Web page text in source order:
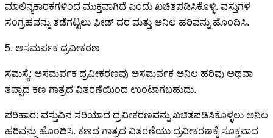
ಮಾಲಿನ್ಯಕಾರಕಗಳಿಂದ ಮುಕ್ತವಾಗಿದೆ ಎಂದು ಖಚಿತಪಡಿಸಿಕೊಳ್ಳಿ. ವಸ್ತುಗಳ
ಸಂಗ್ರಹವನ್ನು ತಡೆಗಟ್ಟಲು ಫೀಡ್ ದರ ಮತ್ತು ಅನಿಲ ಹರಿವನ್ನು ಹೊಂದಿಸಿ.
5. ಅಸಮರ್ಪಕ ದ್ರವೀಕರಣ
ಸಮಸ್ಯೆ: ಅಸಮರ್ಪಕ ದ್ರವೀಕರಣವು ಅಸಮರ್ಪಕ ಅನಿಲ ಹರಿವು ಅಥವಾ
ತಪ್ಪಾದ ಕಣ ಗಾತ್ರದ ವಿತರಣೆಯಿಂದ ಉಂಟಾಗಬಹುದು.
ಪರಿಹಾರ: ವಸ್ತುವಿನ ಸರಿಯಾದ ದ್ರವೀಕರಣವನ್ನು ಖಚಿತಪಡಿಸಿಕೊಳ್ಳಲು ಅನಿಲ
ಹರಿವನ್ನು ಹೊಂದಿಸಿ. ಕಣದ ಗಾತ್ರದ ವಿತರಣೆಯು ದ್ರವೀಕರಣಕ್ಕೆ ಸೂಕ್ತವಾದ